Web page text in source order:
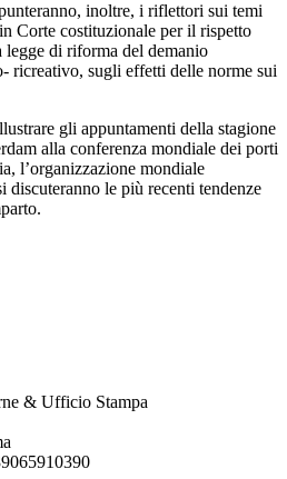
inoltre, i riflettori sui temi
Corte costituzionale per il rispetto
legge di riforma del demanio
ricreativo, sugli effetti delle norme sui
gli appuntamenti della stagione
alla conferenza mondiale dei porti
l’organizzazione mondiale
discuteranno le più recenti tendenze
& Ufficio Stampa